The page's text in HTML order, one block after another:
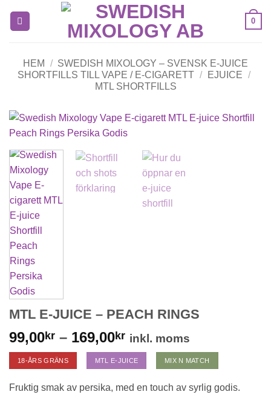
0
HEM / SWEDISH MIXOLOGY – SVENSK E-JUICE
SHORTFILLS TILL VAPE / E-CIGARETT / EJUICE /
MTL SHORTFILLS
MTL E-JUICE – PEACH RINGS
99,00kr – 169,00krPrisintervall:
99,00kr
till
169,00kr
inkl. moms
18-ÅRS GRÄNS MTL E-JUICE MIX N MATCH
Fruktig smak av persika, med en touch av syrlig godis.